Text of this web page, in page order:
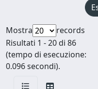
Mostra
records
Risultati 1 - 20 di 86
(tempo di esecuzione:
0.096 secondi).